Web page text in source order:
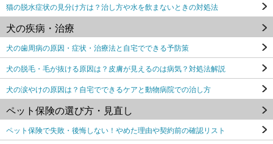
猫の脱水症状の見分け方は？治し方や水を飲まないときの対処法
犬の疾病・治療
犬の歯周病の原因・症状・治療法と自宅でできる予防策
犬の脱毛・毛が抜ける原因は？皮膚が見えるのは病気？対処法解説
犬の涙やけの原因は？自宅でできるケアと動物病院での治し方
ペット保険の選び方・見直し
ペット保険で失敗・後悔しない！やめた理由や契約前の確認リスト